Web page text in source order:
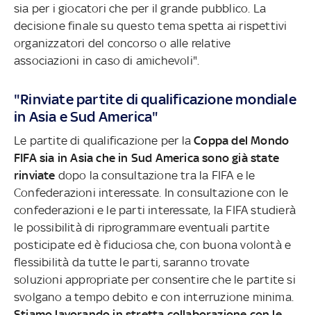
sia per i giocatori che per il grande pubblico. La
decisione finale su questo tema spetta ai rispettivi
organizzatori del concorso o alle relative
associazioni in caso di amichevoli".
"Rinviate partite di qualificazione mondiale
in Asia e Sud America"
Le partite di qualificazione per laCoppa del Mondo
FIFA sia in Asia che in Sud America sono già state
rinviate dopo la consultazione tra la FIFA e le
Confederazioni interessate. In consultazione con le
confederazioni e le parti interessate, la FIFA studierà
le possibilità di riprogrammare eventuali partite
posticipate ed è fiduciosa che, con buona volontà e
flessibilità da tutte le parti, saranno trovate
soluzioni appropriate per consentire che le partite si
svolgano a tempo debito e con interruzione minima.